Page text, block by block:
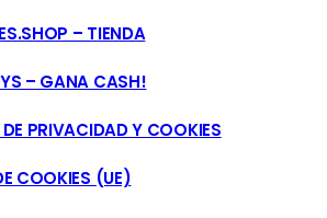
– TIENDA
– GANA CASH!
PRIVACIDAD Y COOKIES
COOKIES (UE)